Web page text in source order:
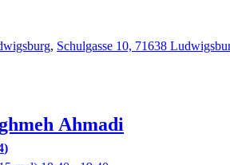
, Schulgasse 10, 71638
Ahmadi